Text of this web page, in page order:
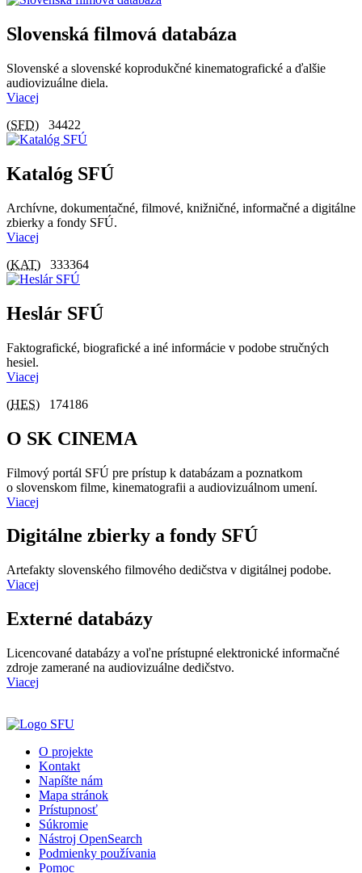
Slovenská filmová databáza
Slovenské a slovenské koprodukčné kinematografické a ďalšie
audiovizuálne diela.
Viacej
(SFD) 34422
Katalóg SFÚ
Archívne, dokumentačné, filmové, knižničné, informačné a digitálne
zbierky a fondy SFÚ.
Viacej
(KAT) 333364
Heslár SFÚ
Faktografické, biografické a iné informácie v podobe stručných
hesiel.
Viacej
(HES) 174186
O SK CINEMA
Filmový portál SFÚ pre prístup k databázam a poznatkom
o slovenskom filme, kinematografii a audiovizuálnom umení.
Viacej
Digitálne zbierky a fondy SFÚ
Artefakty slovenského filmového dedičstva v digitálnej podobe.
Viacej
Externé databázy
Licencované databázy a voľne prístupné elektronické informačné
zdroje zamerané na audiovizuálne dedičstvo.
Viacej
O projekte
Kontakt
Napíšte nám
Mapa stránok
Prístupnosť
Súkromie
Nástroj OpenSearch
Podmienky používania
Pomoc